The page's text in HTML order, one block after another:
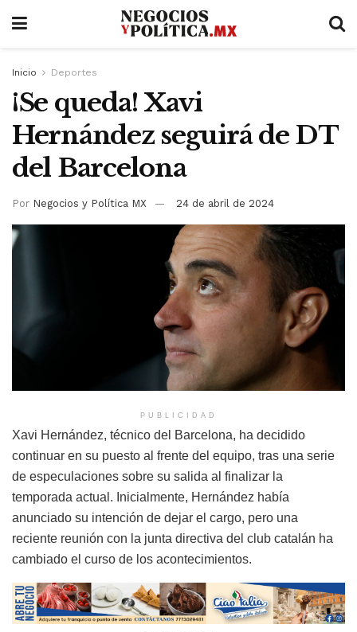
Inicio Deportes
¡Se queda! Xavi
Hernández seguirá de DT
del Barcelona
Por Negocios y Política MX 24 de abril de 2024
PUBLICIDAD
Xavi Hernández, técnico del Barcelona, ​​ha decidido
continuar en su puesto al frente del equipo, tras una serie
de especulaciones sobre su salida al finalizar la
temporada actual. Inicialmente, Hernández había
anunciado su intención de dejar el cargo, pero una
reciente reunión con la junta directiva del club catalán ha
cambiado el curso de los acontecimientos.